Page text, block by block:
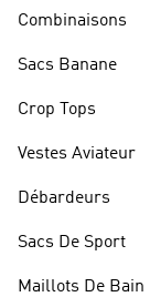
Combinaisons
Sacs Banane
Crop Tops
Vestes Aviateur
Débardeurs
Sacs De Sport
Maillots De Bain